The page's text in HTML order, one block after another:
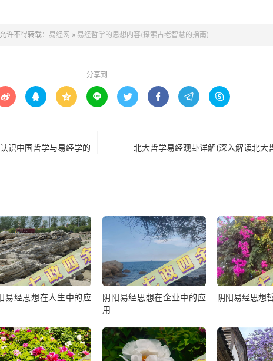
许不得转载： 易经网 » 易经哲学的思想内容(探索古老智慧的指南)
分享到
       
识中国哲学与易经学的
北大哲学易经观卦详解(深入解读北大
易经思想在人生中的应
阴阳易经思想在企业中的应
用
阴阳易经思想